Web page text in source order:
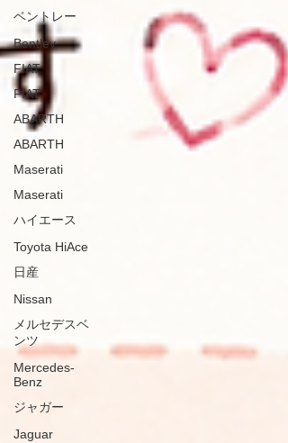
ベントレー
Bentley
FIAT
FIAT
ABARTH
ABARTH
Maserati
Maserati
ハイエース
Toyota HiAce
日産
Nissan
メルセデスベ
ンツ
Mercedes-
Benz
ジャガー
Jaguar